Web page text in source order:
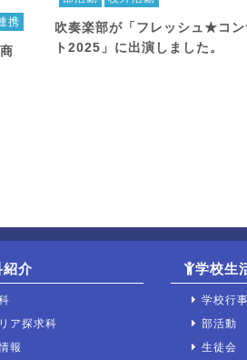
携
吹奏楽部が「フレッシュ★コン
ト2025」に出演しました。
紹介
ア探求科
報
学校生
学校行事
部活動
生徒会